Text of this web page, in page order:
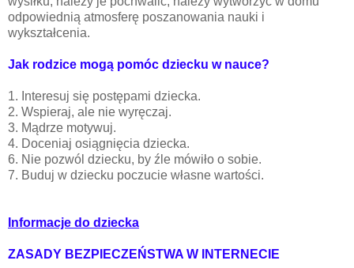
odpowiednią atmosferę poszanowania nauki i
wykształcenia.
Jak rodzice mogą pomóc dziecku w nauce?
1. Interesuj się postępami dziecka.
2. Wspieraj, ale nie wyręczaj.
3. Mądrze motywuj.
4. Doceniaj osiągnięcia dziecka.
6. Nie pozwól dziecku, by źle mówiło o sobie.
7. Buduj w dziecku poczucie własne wartości.
Informacje do dziecka
ZASADY BEZPIECZEŃSTWA W INTERNECIE